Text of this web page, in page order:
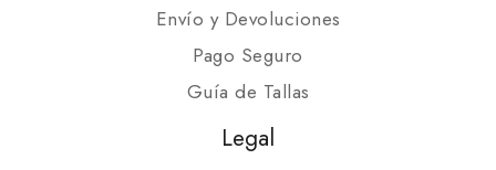
Envío y Devoluciones
Pago Seguro
Guía de Tallas
Legal